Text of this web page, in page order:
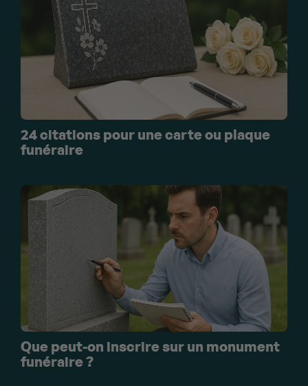
24 citations pour une carte ou plaque
funéraire
Que peut-on inscrire sur un monument
funéraire ?